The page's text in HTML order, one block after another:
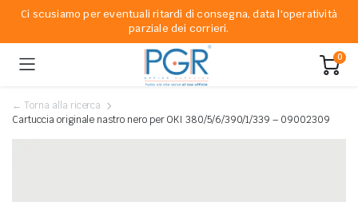
Ci scusiamo per eventuali ritardi di consegna, data l'operatività
parziale dei corrieri.
0
← Torna alla ricerca
Cartuccia originale nastro nero per OKI 380/5/6/390/1/339 – 09002309